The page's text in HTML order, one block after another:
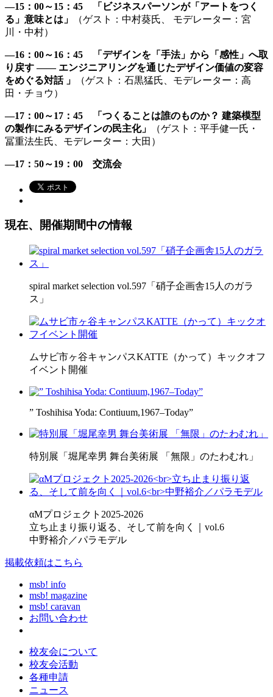
―15：00～15：45
「ビジネスパーソンが「アートをつく
る」意味とは」
（ゲスト：中村葵氏、 モデレーター：宮
川・中村）
―16：00～16：45
「デザインを「手法」から「感性」へ取
り戻す ―― エンジニアリングを通じたデザイン価値の変容
をめぐる対話 」
（ゲスト：石黒猛氏、モデレーター：高
田・チョウ）
―17：00～17：45
「つくることは誰のものか？ 建築模型
の製作にみるデザインの民主化」
（ゲスト：平手健一氏・
冨重法生氏、モデレーター：大田）
―17：50～19：00 交流会
現在、開催期間中の情報
spiral market selection vol.597「硝子企画舎15人のガラ
ス」
ムサビ市ヶ谷キャンパスKATTE（かって）キックオフ
イベント開催
” Toshihisa Yoda: Contiuum,1967–Today”
特別展「堀尾幸男 舞台美術展 「無限」のたわむれ」
αMプロジェクト2025-2026
立ち止まり振り返る、そして前を向く｜vol.6
中野裕介／パラモデル
掲載依頼はこちら
msb! info
msb! magazine
msb! caravan
お問い合わせ
校友会について
校友会活動
各種申請
ニュース